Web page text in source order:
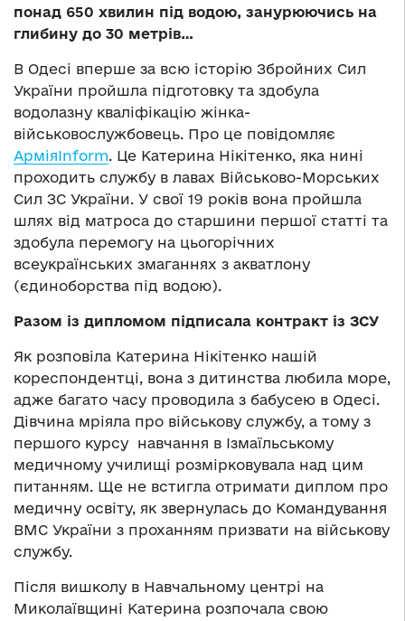
понад 650 хвилин під водою, занурюючись на
глибину до 30 метрів…
В Одесі вперше за всю історію Збройних Сил
України пройшла підготовку та здобула
водолазну кваліфікацію жінка-
військовослужбовець. Про це повідомляє
АрміяInform. Це Катерина Нікітенко, яка нині
проходить службу в лавах Військово-Морських
Сил ЗС України. У свої 19 років вона пройшла
шлях від матроса до старшини першої статті та
здобула перемогу на цьогорічних
всеукраїнських змаганнях з акватлону
(єдиноборства під водою).
Разом із дипломом підписала контракт із ЗСУ
Як розповіла Катерина Нікітенко нашій
кореспондентці, вона з дитинства любила море,
адже багато часу проводила з бабусею в Одесі.
Дівчина мріяла про військову службу, а тому з
першого курсу навчання в Ізмаїльському
медичному училищі розмірковувала над цим
питанням. Ще не встигла отримати диплом про
медичну освіту, як звернулась до Командування
ВМС України з проханням призвати на військову
службу.
Після вишколу в Навчальному центрі на
Миколаївщині Катерина розпочала свою